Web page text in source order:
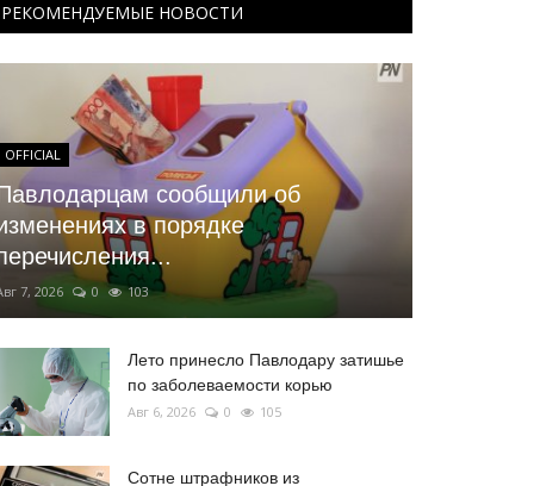
РЕКОМЕНДУЕМЫЕ НОВОСТИ
OFFICIAL
сообщили об
в порядке
7, 2026 0 103
Лето принесло Павлодару затишье
по заболеваемости корью
Авг 6, 2026 0 105
Сотне штрафников из